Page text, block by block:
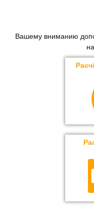
Вашему вниманию